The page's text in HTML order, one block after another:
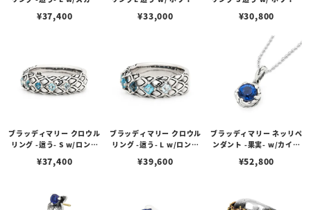
¥37,400 ¥33,000 ¥30,800
ブラッディマリー クロウル
リング -這う- S w/ロンド
ブルートパーズ/スイスブ
¥37,400
ブラッディマリー クロウル
リング -這う- L w/ロンド
ブルートパーズ/スイスブ
¥39,600
ブラッディマリー ネッリペ
ンダント -果実- w/カイヤ
¥52,800